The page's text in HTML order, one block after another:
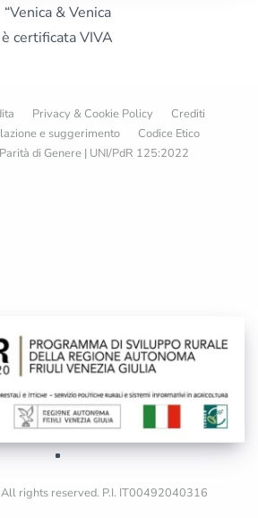
“Venica & Venica
è certificata VIVA
Privacy & Cookie Policy
Crediti
e suggerimento
Codice Etico
di Genere | UNI/PdR 125:2022
rights reserved. P.I. IT00492040316